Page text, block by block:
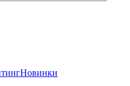
Новинки